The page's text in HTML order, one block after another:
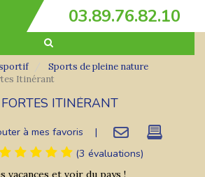
03.89.76.82.10
Sports de pleine nature
Itinérant
ITINÉRANT
à mes favoris |
(3 évaluations)
vacances et voir du pays !